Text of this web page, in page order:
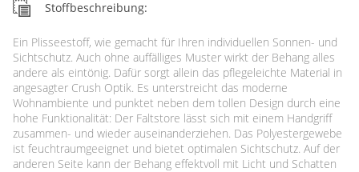
Stoffbeschreibung:
Ein Plisseestoff, wie gemacht für Ihren individuellen Sonnen- und
Sichtschutz. Auch ohne auffälliges Muster wirkt der Behang alles
andere als eintönig. Dafür sorgt allein das pflegeleichte Material in
angesagter Crush Optik. Es unterstreicht das moderne
Wohnambiente und punktet neben dem tollen Design durch eine
hohe Funktionalität: Der Faltstore lässt sich mit einem Handgriff
zusammen- und wieder auseinanderziehen. Das Polyestergewebe
ist feuchtraumgeeignet und bietet optimalen Sichtschutz. Auf der
anderen Seite kann der Behang effektvoll mit Licht und Schatten